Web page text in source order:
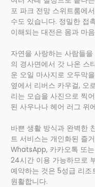
포 파크 전망 스위트룸에
수도 있습니다. 정밀한 접
이해되는 대전은 몸과 마
자연을 사랑하는 사람들
의 경사면에서 갓 나온 스
운 오일 마사지로 오두막
옆에서 리버스 카우걸, 오
리는 모습을 사진으로 찍
된 사우나나 헤어 러그 위
바쁜 생활 방식과 완벽한
트 서비스는 개인화된 즐
WhatsApp, 카카오톡 또
24시간 이용 가능하므로
예약하는 것은 5성급 리
원활합니다.